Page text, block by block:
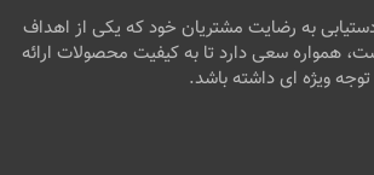
دستیابی به رضایت مشتریان خود که یکی از اهداف
همواره سعی دارد تا به کیفیت محصولات ارائه
ویژه ای داشته باشد.